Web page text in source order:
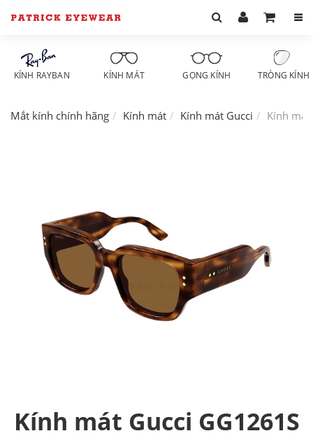
KÍNH RAYBAN KÍNH MÁT GỌNG KÍNH TRÒNG KÍNH
Mắt kính chính hãng Kính mát Kính mát Gucci Kính mát
Kính mát Gucci GG1261S